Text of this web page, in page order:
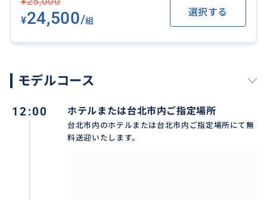
¥24,500/組
選択する
モデルコース
12:00 ホテルまたは台北市内ご指定場所
台北市内のホテルまたは台北市内ご指定場所にて無
料送迎いたします。